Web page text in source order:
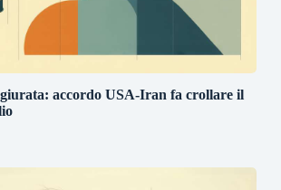
accordo USA-Iran fa crollare il